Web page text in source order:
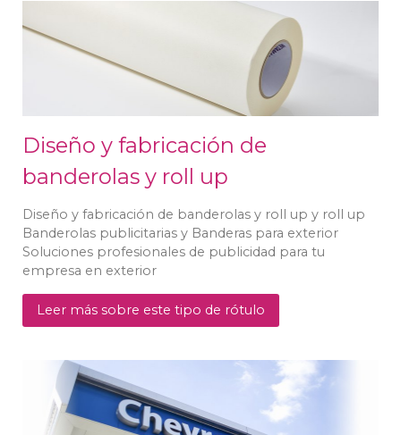
Diseño y fabricación de
banderolas y roll up
Diseño y fabricación de banderolas y roll up y roll up
Banderolas publicitarias y Banderas para exterior
Soluciones profesionales de publicidad para tu
empresa en exterior
Leer más sobre este tipo de rótulo